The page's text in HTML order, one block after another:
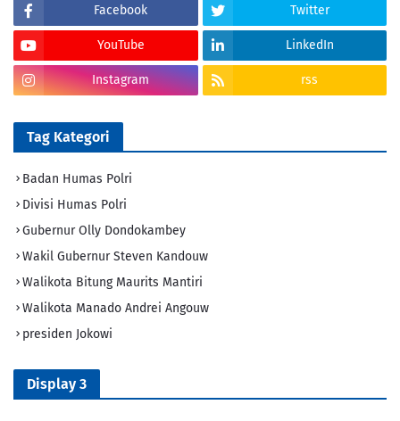
Facebook Twitter
YouTube LinkedIn
Instagram rss
Tag Kategori
Badan Humas Polri
Divisi Humas Polri
Gubernur Olly Dondokambey
Wakil Gubernur Steven Kandouw
Walikota Bitung Maurits Mantiri
Walikota Manado Andrei Angouw
presiden Jokowi
Display 3